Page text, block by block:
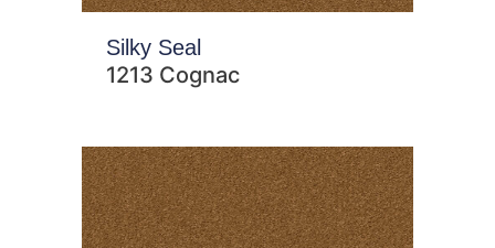
Silky Seal
1213 Cognac